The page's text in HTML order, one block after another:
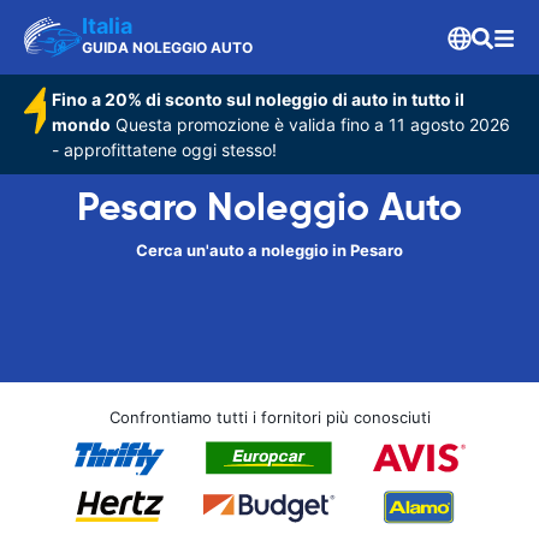
Italia
GUIDA NOLEGGIO AUTO
Fino a 20% di sconto sul noleggio di auto in tutto il
mondo Questa promozione è valida fino a 11 agosto 2026
- approfittatene oggi stesso!
Pesaro Noleggio Auto
Cerca un'auto a noleggio in Pesaro
Confrontiamo tutti i fornitori più conosciuti